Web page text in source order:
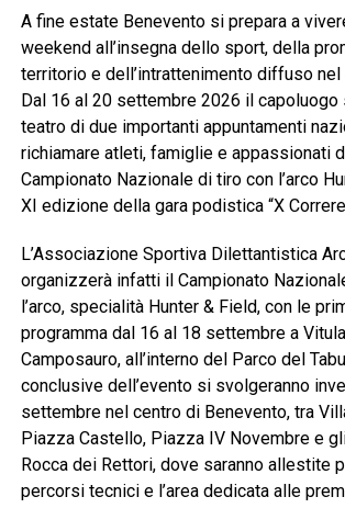
A fine estate Benevento si prepara a
weekend all’insegna dello sport, della
territorio e dell’intrattenimento diffuso nel
Dal 16 al 20 settembre 2026 il capoluogo
teatro di due importanti appuntamenti
richiamare atleti, famiglie e appassionati
Campionato Nazionale di tiro con l’arco
XI edizione della gara podistica “X
L’Associazione Sportiva Dilettantistica
organizzerà infatti il Campionato
l’arco, specialità Hunter & Field, con le
programma dal 16 al 18 settembre a
Camposauro, all’interno del Parco del
conclusive dell’evento si svolgeranno
settembre nel centro di Benevento, tra
Piazza Castello, Piazza IV Novembre e
Rocca dei Rettori, dove saranno allestite
percorsi tecnici e l’area dedicata alle